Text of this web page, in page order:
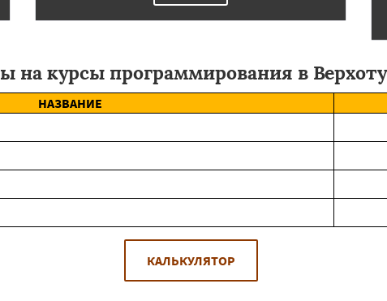
на курсы программирования в
НАЗВАНИЕ
КАЛЬКУЛЯТОР